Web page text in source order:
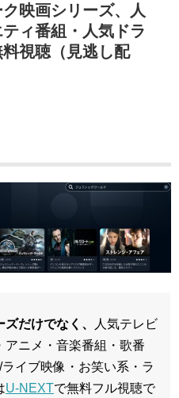
映画シリーズ、人
ィ番組・人気ドラ
視聴（見逃し配
だけでなく、
人気テレビ
ニメ・音楽番組・歌番
イブ映像・お笑い系・ラ
U-NEXTで無料フル視聴で